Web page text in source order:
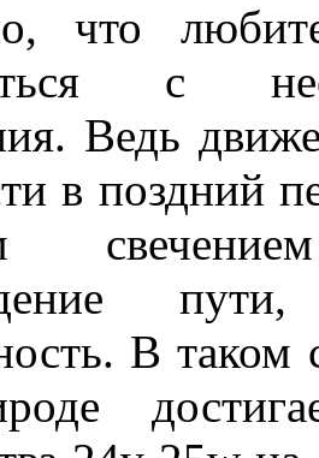
что
с
Ведь
в поздний
В